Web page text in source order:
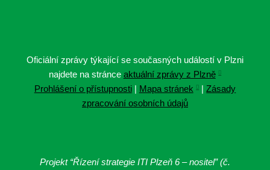
Oficiální zprávy týkající se současných událostí v Plzni
najdete na stránce aktuální zprávy z Plzně
Prohlášení o přístupnosti| Mapa stránek |Zásady
zpracování osobních údajů
Projekt “Řízení strategie ITI Plzeň 6 – nositel” (č.